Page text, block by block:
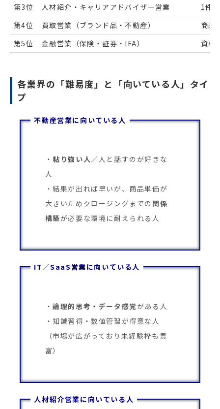
第3位 人材紹介・キャリアアドバイザー営業
1件
第4位
買取営業（ブランド品・不動産）
商品
第5位
金融営業（保険・証券・IFA） 資格
各業界の「難易度」と「向いている人」タイ
プ
不動産営業に向いている人
粘り強い人／人と話すのが好きな
人
結果が出れば早いが、商品単価が
大きいためクロージングまでの 関係
構築が必要な環境に耐えられる人
IT／SaaS営業に向いている人
論理的思考・データ感覚がある人
知識習得・数値管理が得意な人
（市場が広がっており未経験枠も豊
富）
人材紹介営業に向いている人